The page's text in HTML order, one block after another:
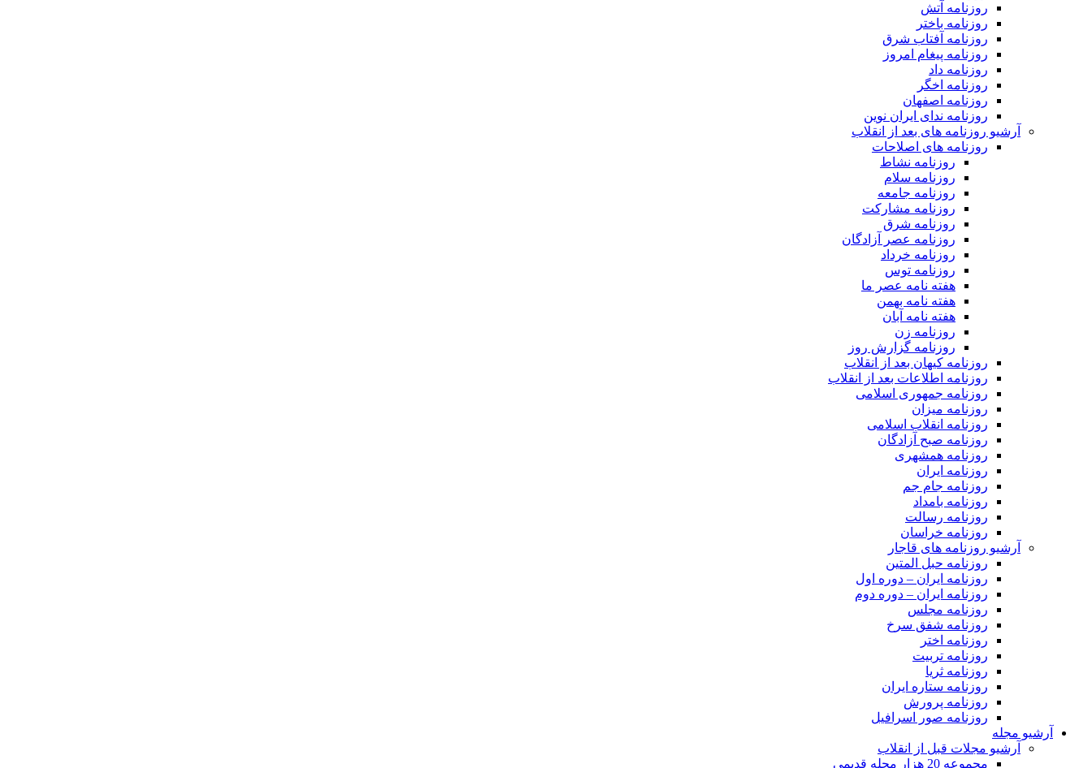
روزنامه آتش
روزنامه باختر
روزنامه آفتاب شرق
روزنامه پیغام امروز
روزنامه داد
روزنامه اخگر
روزنامه اصفهان
روزنامه ندای ایران نوین
آرشیو روزنامه های بعد از انقلاب
روزنامه های اصلاحات
روزنامه نشاط
روزنامه سلام
روزنامه جامعه
روزنامه مشارکت
روزنامه شرق
روزنامه عصر آزادگان
روزنامه خرداد
روزنامه توس
هفته نامه عصر ما
هفته نامه بهمن
هفته نامه آبان
روزنامه زن
روزنامه گزارش روز
روزنامه کیهان بعد از انقلاب
روزنامه اطلاعات بعد از انقلاب
روزنامه جمهوری اسلامی
روزنامه میزان
روزنامه انقلاب اسلامی
روزنامه صبح آزادگان
روزنامه همشهری
روزنامه ایران
روزنامه جام جم
روزنامه بامداد
روزنامه رسالت
روزنامه خراسان
آرشیو روزنامه های قاجار
روزنامه حبل المتین
روزنامه ایران – دوره اول
روزنامه ایران – دوره دوم
روزنامه مجلس
روزنامه شفق سرخ
روزنامه اختر
روزنامه تربیت
روزنامه ثریا
روزنامه ستاره ایران
روزنامه پرورش
روزنامه صور اسرافیل
آرشیو مجله
آرشیو مجلات قبل از انقلاب
مجموعه 20 هزار مجله قدیمی